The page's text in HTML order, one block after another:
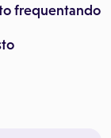
frequentando